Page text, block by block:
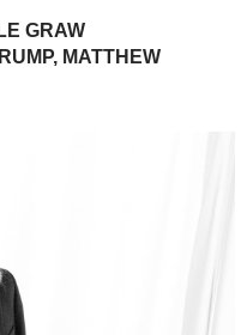
GRAW
MATTHEW